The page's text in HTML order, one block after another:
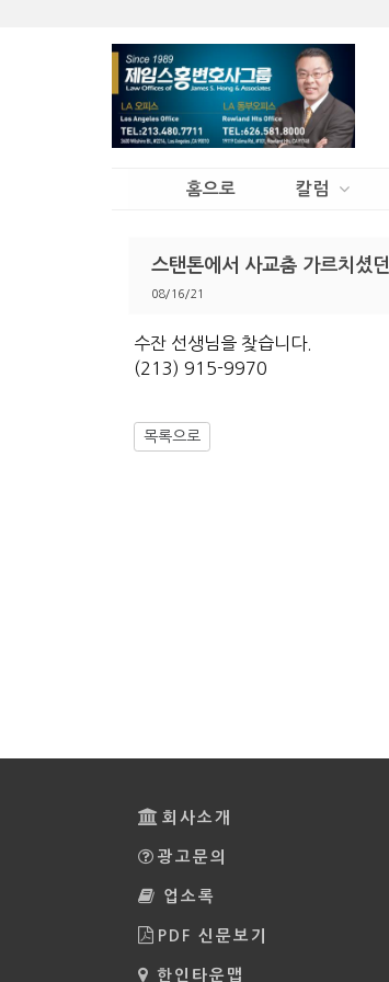
홈으로 칼럼
스탠톤에서 사교춤 가르치셨던
08/16/21
수잔 선생님을 찾습니다.
(213) 915-9970
목록으로
회사소개
광고문의
업소록
PDF 신문보기
한인타운맵